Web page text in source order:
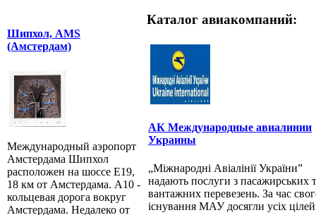
Шипхол, AMS
(Амстердам)
Международный аэропорт
Амстердама Шипхол
расположен на шоссе E19,
18 км от Амстердама. A10 -
кольцевая дорога вокруг
Амстердама. Недалеко от
Каталог авиакомпаний:
АК Международные авиалинии
Украины
„Міжнародні Авіалінії України”
надають послуги з пасажирських
вантажних перевезень. За час
існування МАУ досягли усіх